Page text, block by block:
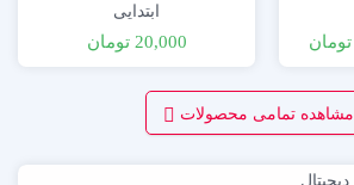
تومان
ابتدایی
20,000 تومان
مشاهده تمامی محصولات